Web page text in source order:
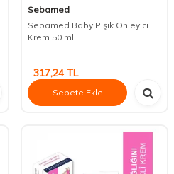
Sebamed
Sebamed Baby Pişik Önleyici
Krem 50 ml
317,24 TL
Sepete Ekle